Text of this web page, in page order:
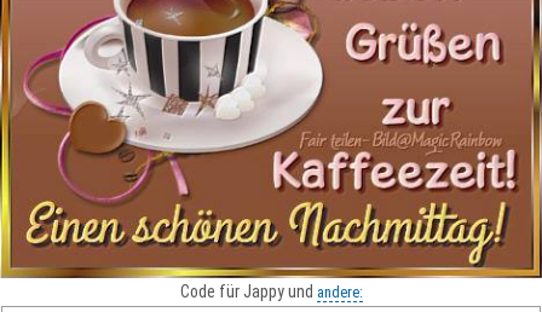
Code für Jappy und andere: